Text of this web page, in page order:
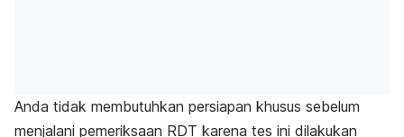
Anda tidak membutuhkan persiapan khusus sebelum
menjalani pemeriksaan RDT karena tes ini dilakukan